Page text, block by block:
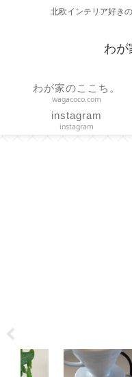
北欧インテリア好き
わが
わが家のここち。
wagacoco.com
instagram
instagram